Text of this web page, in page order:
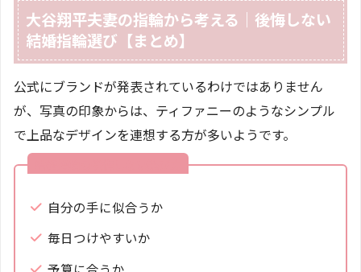
大谷翔平夫妻の指輪から考える｜後悔しない
結婚指輪選び【まとめ】
公式にブランドが発表されているわけではありません
が、写真の印象からは、ティファニーのようなシンプル
で上品なデザインを連想する方が多いようです。
自分の手に似合うか
毎日つけやすいか
予算に合うか